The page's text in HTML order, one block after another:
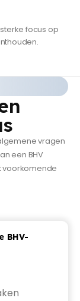
focus op
vragen
een BHV
voorkomende
BHV-